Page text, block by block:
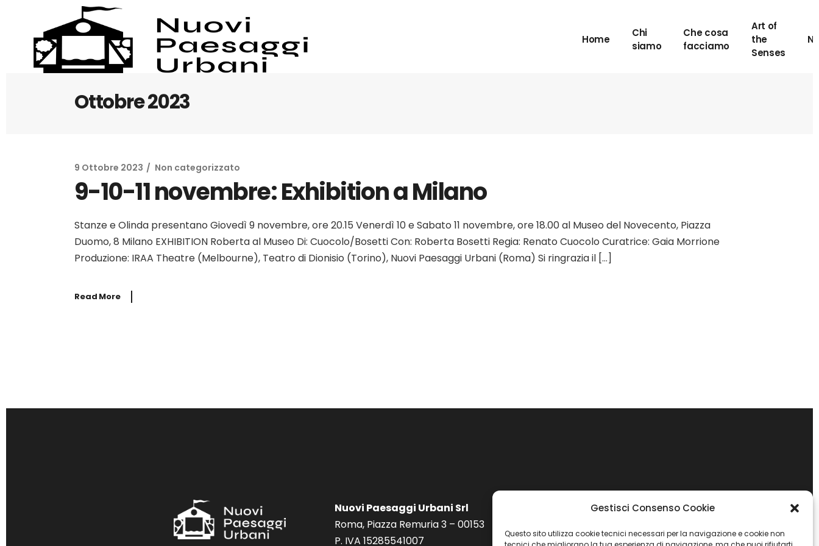
Gestisci Consenso Cookie
Questo sito utilizza cookie tecnici necessari per la navigazione e cookie non
Home
Chi
siamo
Che cosa
facciamo
Art of
the
Senses
Ottobre 2023
9 Ottobre 2023 Non categorizzato
9-10-11 novembre: Exhibition a Milano
Stanze e Olinda presentano Giovedì 9 novembre, ore 20.15 Venerdì 10 e Sabato 11 novembre, ore 18.00 al Museo del Novecento, Piazza
Duomo, 8 Milano EXHIBITION Roberta al Museo Di: Cuocolo/Bosetti Con: Roberta Bosetti Regia: Renato Cuocolo Curatrice: Gaia Morrione
Produzione: IRAA Theatre (Melbourne), Teatro di Dionisio (Torino), Nuovi Paesaggi Urbani (Roma) Si ringrazia il […]
Read More
Nuovi Paesaggi Urbani Srl
Roma, Piazza Remuria 3 – 00153
P. IVA 15285541007